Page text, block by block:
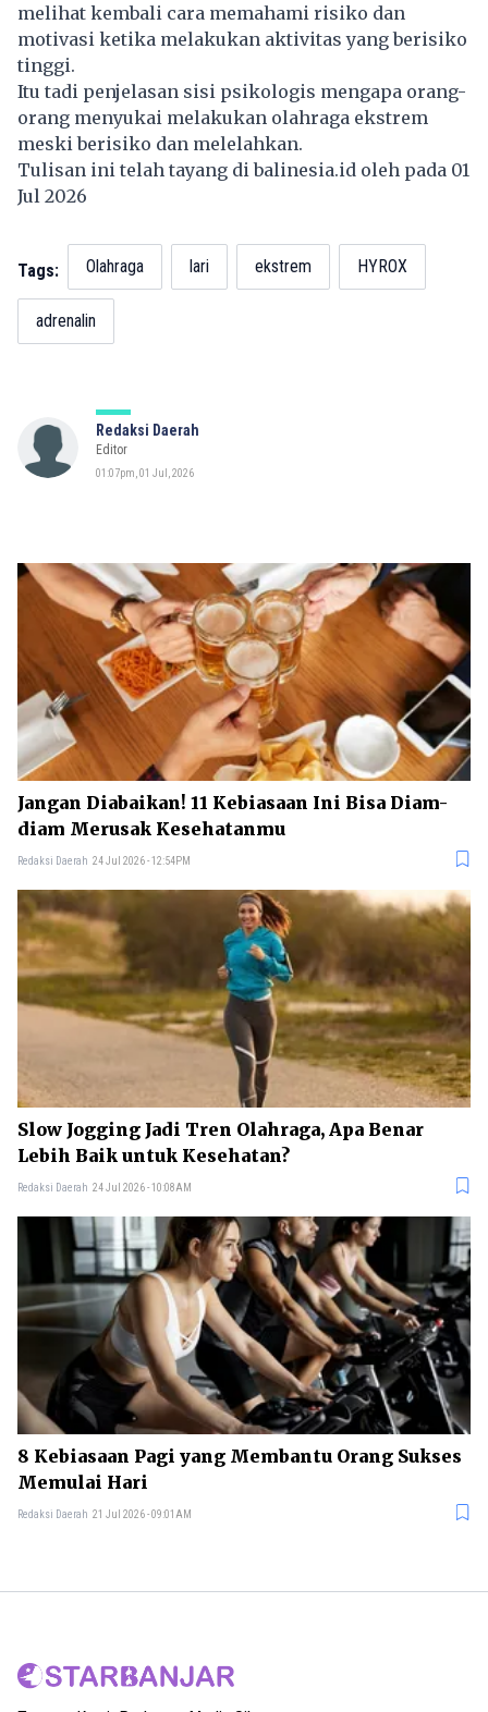
melihat kembali cara memahami risiko dan
motivasi ketika melakukan aktivitas yang berisiko
tinggi.
Itu tadi penjelasan sisi psikologis mengapa orang-
orang menyukai melakukan olahraga ekstrem
meski berisiko dan melelahkan.
Tulisan ini telah tayang dibalinesia.id oleh pada 01
Jul 2026
Tags: Olahraga lari ekstrem HYROX
adrenalin
Redaksi Daerah
Editor
01:07pm, 01 Jul, 2026
Jangan Diabaikan! 11 Kebiasaan Ini Bisa Diam-
diam Merusak Kesehatanmu
Redaksi Daerah 24 Jul 2026 - 12:54PM
Slow Jogging Jadi Tren Olahraga, Apa Benar
Lebih Baik untuk Kesehatan?
Redaksi Daerah 24 Jul 2026 - 10:08AM
8 Kebiasaan Pagi yang Membantu Orang Sukses
Memulai Hari
Redaksi Daerah 21 Jul 2026 - 09:01AM